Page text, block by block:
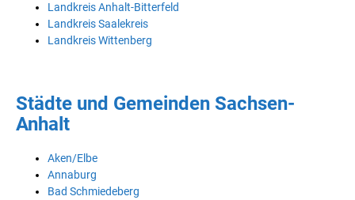
Landkreis Anhalt-Bitterfeld
Landkreis Saalekreis
Landkreis Wittenberg
Städte und Gemeinden Sachsen-
Anhalt
Aken/Elbe
Annaburg
Bad Schmiedeberg